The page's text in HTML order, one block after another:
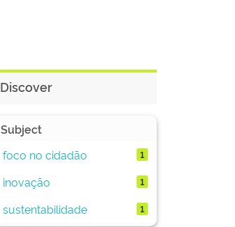
Discover
Subject
foco no cidadão
1
inovação 1
sustentabilidade 1